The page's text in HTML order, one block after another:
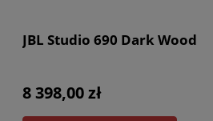
JBL Studio 690 Dark Wood
8 398,00 zł